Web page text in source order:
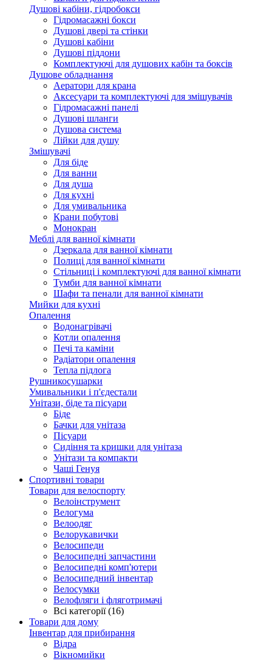
Душові кабіни, гідробокси
Гідромасажні бокси
Душові двері та стінки
Душові кабіни
Душові піддони
Комплектуючі для душових кабін та боксів
Душове обладнання
Аератори для крана
Аксесуари та комплектуючі для змішувачів
Гідромасажні панелі
Душові шланги
Душова система
Лійки для душу
Змішувачі
Для біде
Для ванни
Для душа
Для кухні
Для умивальника
Крани побутові
Монокран
Меблі для ванної кімнати
Дзеркала для ванної кімнати
Полиці для ванної кімнати
Стільниці і комплектуючі для ванної кімнати
Тумби для ванної кімнати
Шафи та пенали для ванної кімнати
Мийки для кухні
Опалення
Водонагрівачі
Котли опалення
Печі та каміни
Радіатори опалення
Тепла підлога
Рушникосушарки
Умивальники і п'єдестали
Унітази, біде та пісуари
Біде
Бачки для унітаза
Пісуари
Сидіння та кришки для унітаза
Унітази та компакти
Чаші Генуя
Спортивні товари
Товари для велоспорту
Велоінструмент
Велогума
Велоодяг
Велорукавички
Велосипеди
Велосипедні запчастини
Велосипедні комп'ютери
Велосипедний інвентар
Велосумки
Велофляги і фляготримачі
Всі категорії (16)
Товари для дому
Інвентар для прибирання
Відра
Вікномийки